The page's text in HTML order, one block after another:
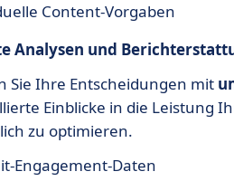
Content-Vorgaben
Analysen und
Sie Ihre Entscheidungen mit
Einblicke in die Leistung
zu optimieren.
Engagement-Daten